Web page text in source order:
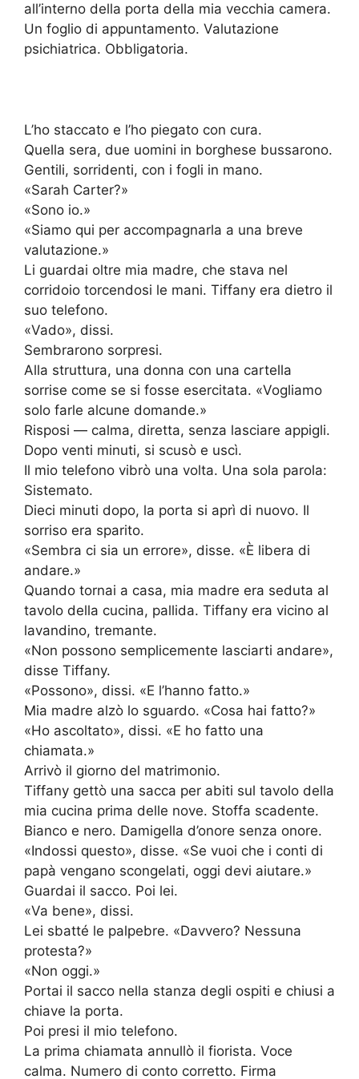
all’interno della porta della mia vecchia camera.
Un foglio di appuntamento. Valutazione
psichiatrica. Obbligatoria.
L’ho staccato e l’ho piegato con cura.
Quella sera, due uomini in borghese bussarono.
Gentili, sorridenti, con i fogli in mano.
«Sarah Carter?»
«Sono io.»
«Siamo qui per accompagnarla a una breve
valutazione.»
Li guardai oltre mia madre, che stava nel
corridoio torcendosi le mani. Tiffany era dietro il
suo telefono.
«Vado», dissi.
Sembrarono sorpresi.
Alla struttura, una donna con una cartella
sorrise come se si fosse esercitata. «Vogliamo
solo farle alcune domande.»
Risposi — calma, diretta, senza lasciare appigli.
Dopo venti minuti, si scusò e uscì.
Il mio telefono vibrò una volta. Una sola parola:
Sistemato.
Dieci minuti dopo, la porta si aprì di nuovo. Il
sorriso era sparito.
«Sembra ci sia un errore», disse. «È libera di
andare.»
Quando tornai a casa, mia madre era seduta al
tavolo della cucina, pallida. Tiffany era vicino al
lavandino, tremante.
«Non possono semplicemente lasciarti andare»,
disse Tiffany.
«Possono», dissi. «E l’hanno fatto.»
Mia madre alzò lo sguardo. «Cosa hai fatto?»
«Ho ascoltato», dissi. «E ho fatto una
chiamata.»
Arrivò il giorno del matrimonio.
Tiffany gettò una sacca per abiti sul tavolo della
mia cucina prima delle nove. Stoffa scadente.
Bianco e nero. Damigella d’onore senza onore.
«Indossi questo», disse. «Se vuoi che i conti di
papà vengano scongelati, oggi devi aiutare.»
Guardai il sacco. Poi lei.
«Va bene», dissi.
Lei sbatté le palpebre. «Davvero? Nessuna
protesta?»
«Non oggi.»
Portai il sacco nella stanza degli ospiti e chiusi a
chiave la porta.
Poi presi il mio telefono.
La prima chiamata annullò il fiorista. Voce
calma. Numero di conto corretto. Firma